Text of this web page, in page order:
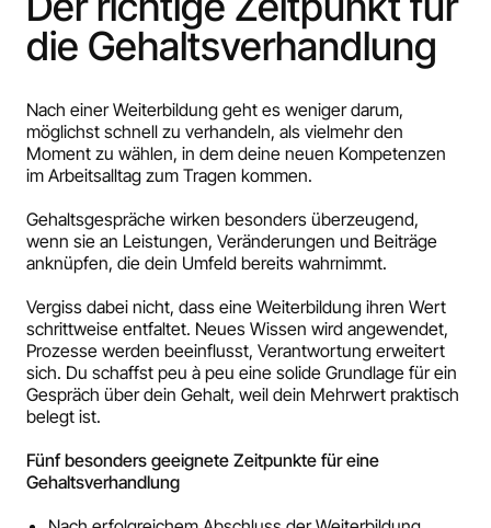
die Gehaltsverhandlung
Nach einer Weiterbildung geht es weniger darum,
möglichst schnell zu verhandeln, als vielmehr den
Moment zu wählen, in dem deine neuen Kompetenzen
im Arbeitsalltag zum Tragen kommen.
Gehaltsgespräche wirken besonders überzeugend,
wenn sie an Leistungen, Veränderungen und Beiträge
anknüpfen, die dein Umfeld bereits wahrnimmt.
Vergiss dabei nicht, dass eine Weiterbildung ihren Wert
schrittweise entfaltet. Neues Wissen wird angewendet,
Prozesse werden beeinflusst, Verantwortung erweitert
sich. Du schaffst peu à peu eine solide Grundlage für ein
Gespräch über dein Gehalt, weil dein Mehrwert praktisch
belegt ist.
Fünf besonders geeignete Zeitpunkte für eine
Gehaltsverhandlung